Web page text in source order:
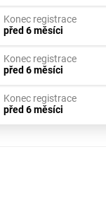
Konec registrace
před 6 měsíci
Konec registrace
před 6 měsíci
Konec registrace
před 6 měsíci